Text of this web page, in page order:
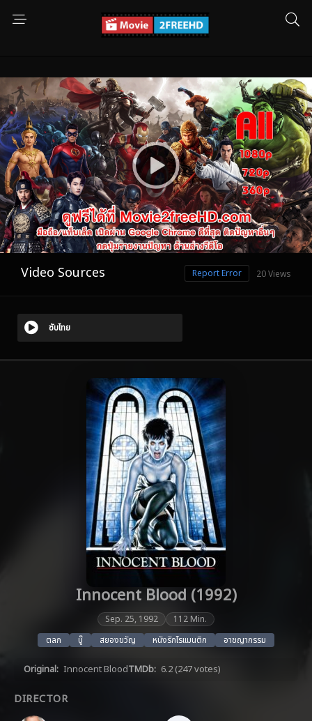
Video Sources 20 Views
Report Error
ซับไทย
Innocent Blood (1992)
Sep. 25, 1992
112 Min.
ตลก
บู๊ สยองขวัญ หนังรักโรแมนติก อาชญากรรม
Original: Innocent BloodTMDb: 6.2 (247 votes)
DIRECTOR